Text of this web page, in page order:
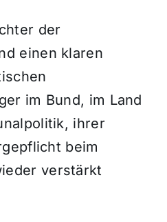
der
einen klaren
im Bund, im Land
ihrer
beim
verstärkt